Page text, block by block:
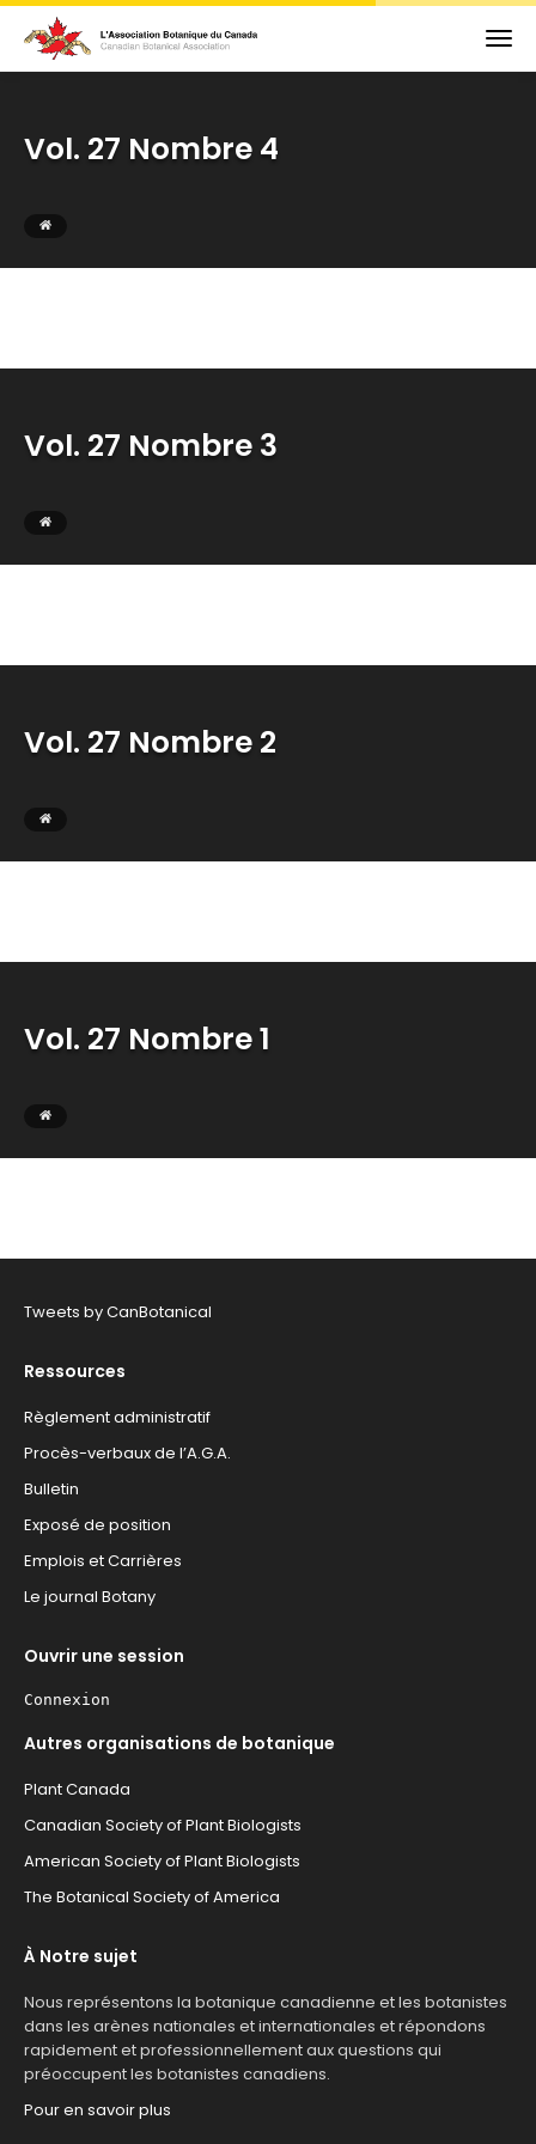
Vol. 27 Nombre 4
Vol. 27 Nombre 3
Vol. 27 Nombre 2
Vol. 27 Nombre 1
Tweets by CanBotanical
Ressources
Règlement administratif
Procès-verbaux de l’A.G.A.
Bulletin
Exposé de position
Emplois et Carrières
Le journal Botany
Ouvrir une session
Connexion
Autres organisations de botanique
Plant Canada
Canadian Society of Plant Biologists
American Society of Plant Biologists
The Botanical Society of America
À Notre sujet
Nous représentons la botanique canadienne et les botanistes
dans les arènes nationales et internationales et répondons
rapidement et professionnellement aux questions qui
préoccupent les botanistes canadiens.
Pour en savoir plus